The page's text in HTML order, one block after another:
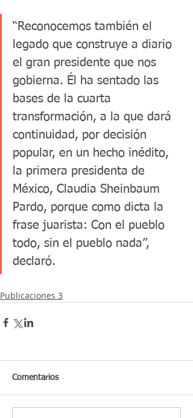
“Reconocemos también el
legado que construye a diario
el gran presidente que nos
gobierna. Él ha sentado las
bases de la cuarta
transformación, a la que dará
continuidad, por decisión
popular, en un hecho inédito,
la primera presidenta de
México, Claudia Sheinbaum
Pardo, porque como dicta la
frase juarista: Con el pueblo
todo, sin el pueblo nada”,
declaró.
Publicaciones 3
Comentarios